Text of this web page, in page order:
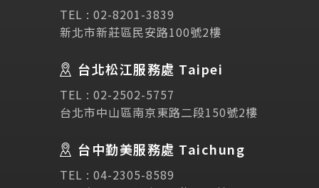
諮詢表單
Testimonial 學生推薦
Links 相關連結
TEL : 02-8201-3839
新北市新莊區民安路100號2樓
台北松江服務處 Taipei
TEL : 02-2502-5757
台北市中山區南京東路二段150號2樓
台中勤美服務處 Taichung
TEL : 04-2305-8589